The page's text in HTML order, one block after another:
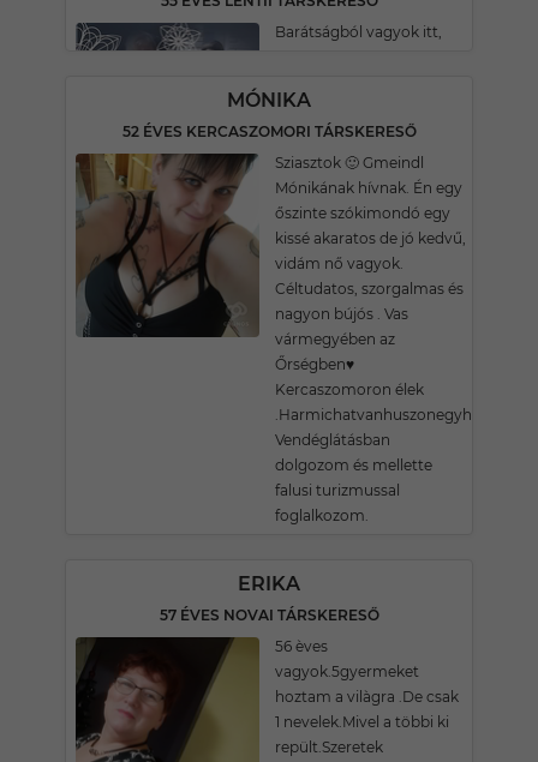
Barátságból vagyok itt,
MÓNIKA
52 ÉVES KERCASZOMORI TÁRSKERESŐ
Sziasztok 🙂 Gmeindl
Mónikának hívnak. Én egy
őszinte szókimondó egy
kissé akaratos de jó kedvű,
vidám nő vagyok.
Céltudatos, szorgalmas és
nagyon bújós . Vas
vármegyében az
Őrségben♥️
Kercaszomoron élek
Vendéglátásban
dolgozom és mellette
falusi turizmussal
foglalkozom.
ERIKA
57 ÉVES NOVAI TÁRSKERESŐ
56 èves
vagyok.5gyermeket
hoztam a vilàgra .De csak
1 nevelek.Mivel a többi ki
repült.Szeretek